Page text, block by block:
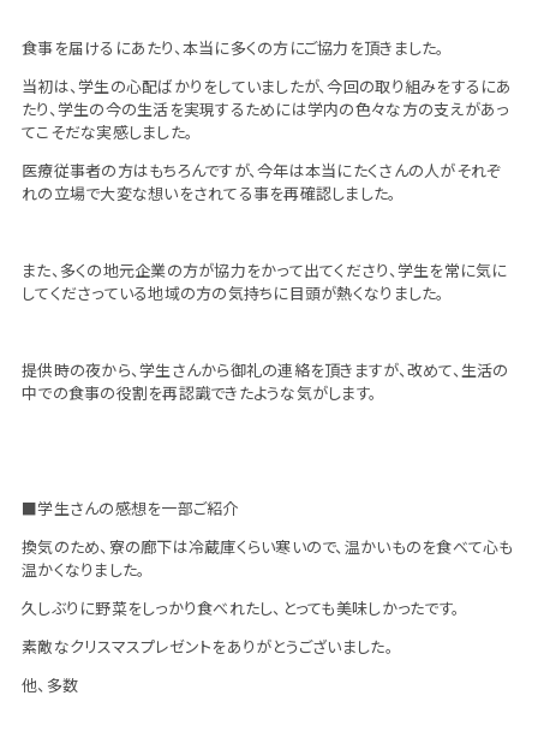
食事を届けるにあたり、本当に多くの方にご協力を頂きました。
当初は、学生の心配ばかりをしていましたが、今回の取り組みをするにあ
たり、学生の今の生活を実現するためには学内の色々な方の支えがあっ
てこそだな実感しました。
医療従事者の方はもちろんですが、今年は本当にたくさんの人がそれぞ
れの立場で大変な想いをされてる事を再確認しました。
また、多くの地元企業の方が協力をかって出てくださり、学生を常に気に
してくださっている地域の方の気持ちに目頭が熱くなりました。
提供時の夜から、学生さんから御礼の連絡を頂きますが、改めて、生活の
中での食事の役割を再認識できたような気がします。
■学生さんの感想を一部ご紹介
換気のため、寮の廊下は冷蔵庫くらい寒いので、温かいものを食べて心も
温かくなりました。
久しぶりに野菜をしっかり食べれたし、とっても美味しかったです。
素敵なクリスマスプレゼントをありがとうございました。
他、多数